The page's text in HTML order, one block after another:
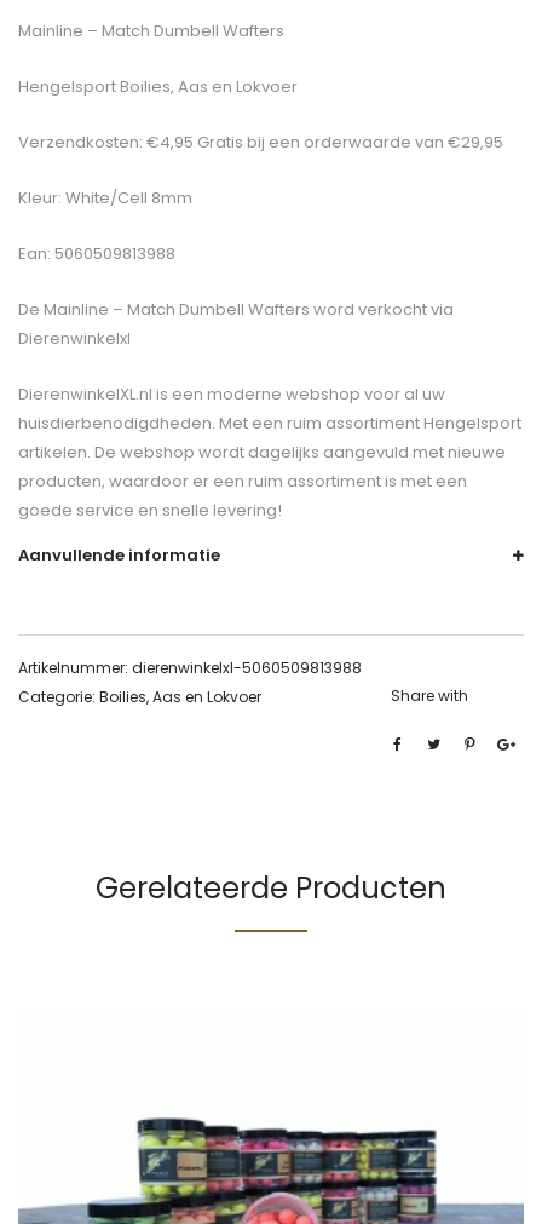
Mainline – Match Dumbell Wafters
Hengelsport Boilies, Aas en Lokvoer
Verzendkosten: €4,95 Gratis bij een orderwaarde van €29,95
Kleur: White/Cell 8mm
Ean: 5060509813988
De Mainline – Match Dumbell Wafters word verkocht via
Dierenwinkelxl
DierenwinkelXL.nl is een moderne webshop voor al uw
huisdierbenodigdheden. Met een ruim assortiment Hengelsport
artikelen. De webshop wordt dagelijks aangevuld met nieuwe
producten, waardoor er een ruim assortiment is met een
goede service en snelle levering!
Aanvullende informatie
Artikelnummer: dierenwinkelxl-5060509813988
Categorie: Boilies, Aas en Lokvoer Share with
Gerelateerde Producten